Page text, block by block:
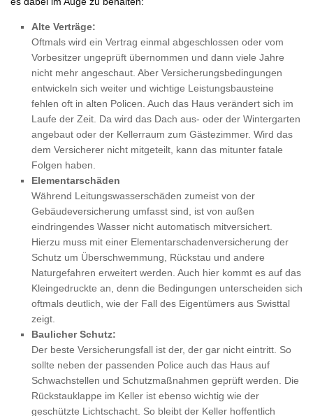
Alte Verträge:
Oftmals wird ein Vertrag einmal abgeschlossen oder vom
Vorbesitzer ungeprüft übernommen und dann viele Jahre
nicht mehr angeschaut. Aber Versicherungsbedingungen
entwickeln sich weiter und wichtige Leistungsbausteine
fehlen oft in alten Policen. Auch das Haus verändert sich im
Laufe der Zeit. Da wird das Dach aus- oder der Wintergarten
angebaut oder der Kellerraum zum Gästezimmer. Wird das
dem Versicherer nicht mitgeteilt, kann das mitunter fatale
Folgen haben.
Elementarschäden
Während Leitungswasserschäden zumeist von der
Gebäudeversicherung umfasst sind, ist von außen
eindringendes Wasser nicht automatisch mitversichert.
Hierzu muss mit einer Elementarschadenversicherung der
Schutz um Überschwemmung, Rückstau und andere
Naturgefahren erweitert werden. Auch hier kommt es auf das
Kleingedruckte an, denn die Bedingungen unterscheiden sich
oftmals deutlich, wie der Fall des Eigentümers aus Swisttal
zeigt.
Baulicher Schutz:
Der beste Versicherungsfall ist der, der gar nicht eintritt. So
sollte neben der passenden Police auch das Haus auf
Schwachstellen und Schutzmaßnahmen geprüft werden. Die
Rückstauklappe im Keller ist ebenso wichtig wie der
geschützte Lichtschacht. So bleibt der Keller hoffentlich